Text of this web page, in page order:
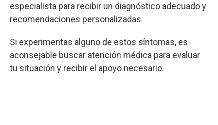
especialista para recibir un diagnóstico adecuado y
recomendaciones personalizadas.
Si experimentas alguno de estos síntomas, es
aconsejable buscar atención médica para evaluar
tu situación y recibir el apoyo necesario.